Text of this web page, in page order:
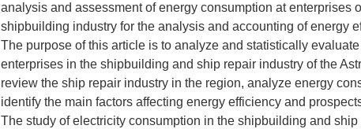
analysis and assessment of energy consumption at enterprises
shipbuilding industry for the analysis and accounting of energy
The purpose of this article is to analyze and statistically
enterprises in the shipbuilding and ship repair industry of the
review the ship repair industry in the region, analyze energy
identify the main factors affecting energy efficiency and
The study of electricity consumption in the shipbuilding and